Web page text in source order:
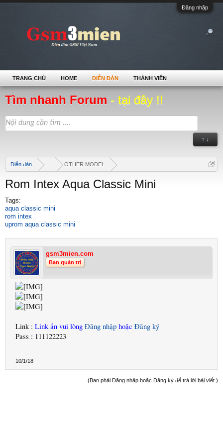
Đăng nhập
Tìm nhanh Forum - tại đây !!
↑ ↓
Diễn đàn OTHER MODEL
Rom Intex Aqua Classic Mini
Tags:
aqua classic mini
rom intex
uprom aqua classic mini
gsm3mien.com
Ban quản trị
Link : Link ẩn vui lòng Đăng nhập hoặc Đăng ký
Pass : 111122223
10/1/18
(Bạn phải Đăng nhập hoặc Đăng ký để trả lời bài viết.)
TRANG CHỦ HOME DIỄN ĐÀN THÀNH VIÊN